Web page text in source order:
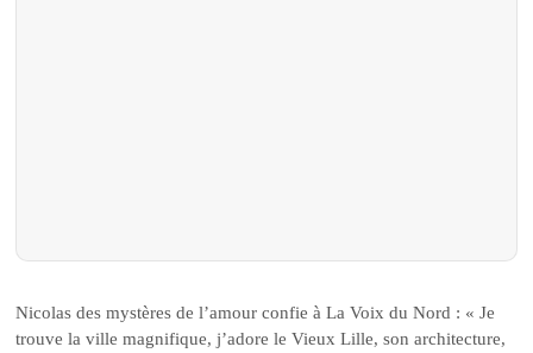
Nicolas des mystères de l’amour confie à La Voix du Nord : « Je
trouve la ville magnifique, j’adore le Vieux Lille, son architecture,